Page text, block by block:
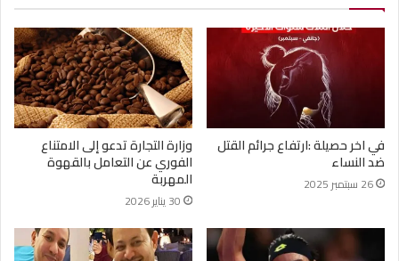
في اخر حصيلة :ارتفاع جرائم القتل
ضد النساء
26 سبتمبر 2025
وزارة التجارة تدعو إلى الامتناع
الفوري عن التعامل بالقهوة
المهربة
30 يناير 2026